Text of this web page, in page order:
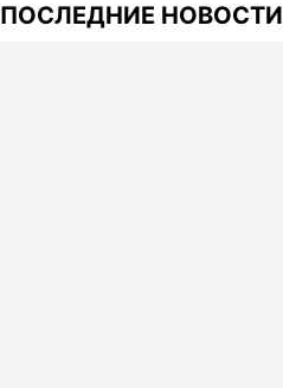
ПОСЛЕДНИЕ НОВОСТИ